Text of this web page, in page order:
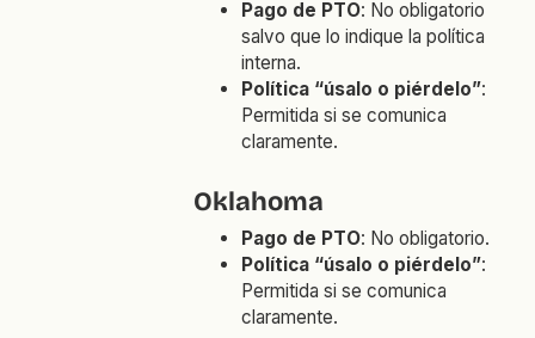
Pago de PTO: No obligatorio
salvo que lo indique la política
interna.
Política “úsalo o piérdelo”:
Permitida si se comunica
claramente.
Oklahoma
Pago de PTO: No obligatorio.
Política “úsalo o piérdelo”:
Permitida si se comunica
claramente.